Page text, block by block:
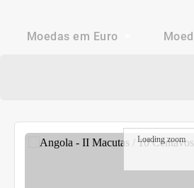
Moedas em Euro
Loading zoom